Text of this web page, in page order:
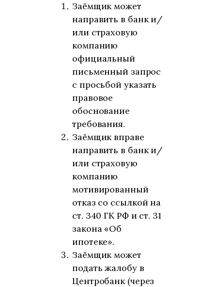
Заёмщик может
направить в банк и/
или страховую
компанию
официальный
письменный запрос
с просьбой указать
правовое
обоснование
требования.
Заёмщик вправе
направить в банк и/
или страховую
компанию
мотивированный
отказ со ссылкой на
ст. 340 ГК РФ и ст. 31
закона «Об
ипотеке».
Заёмщик может
подать жалобу в
Центробанк (через